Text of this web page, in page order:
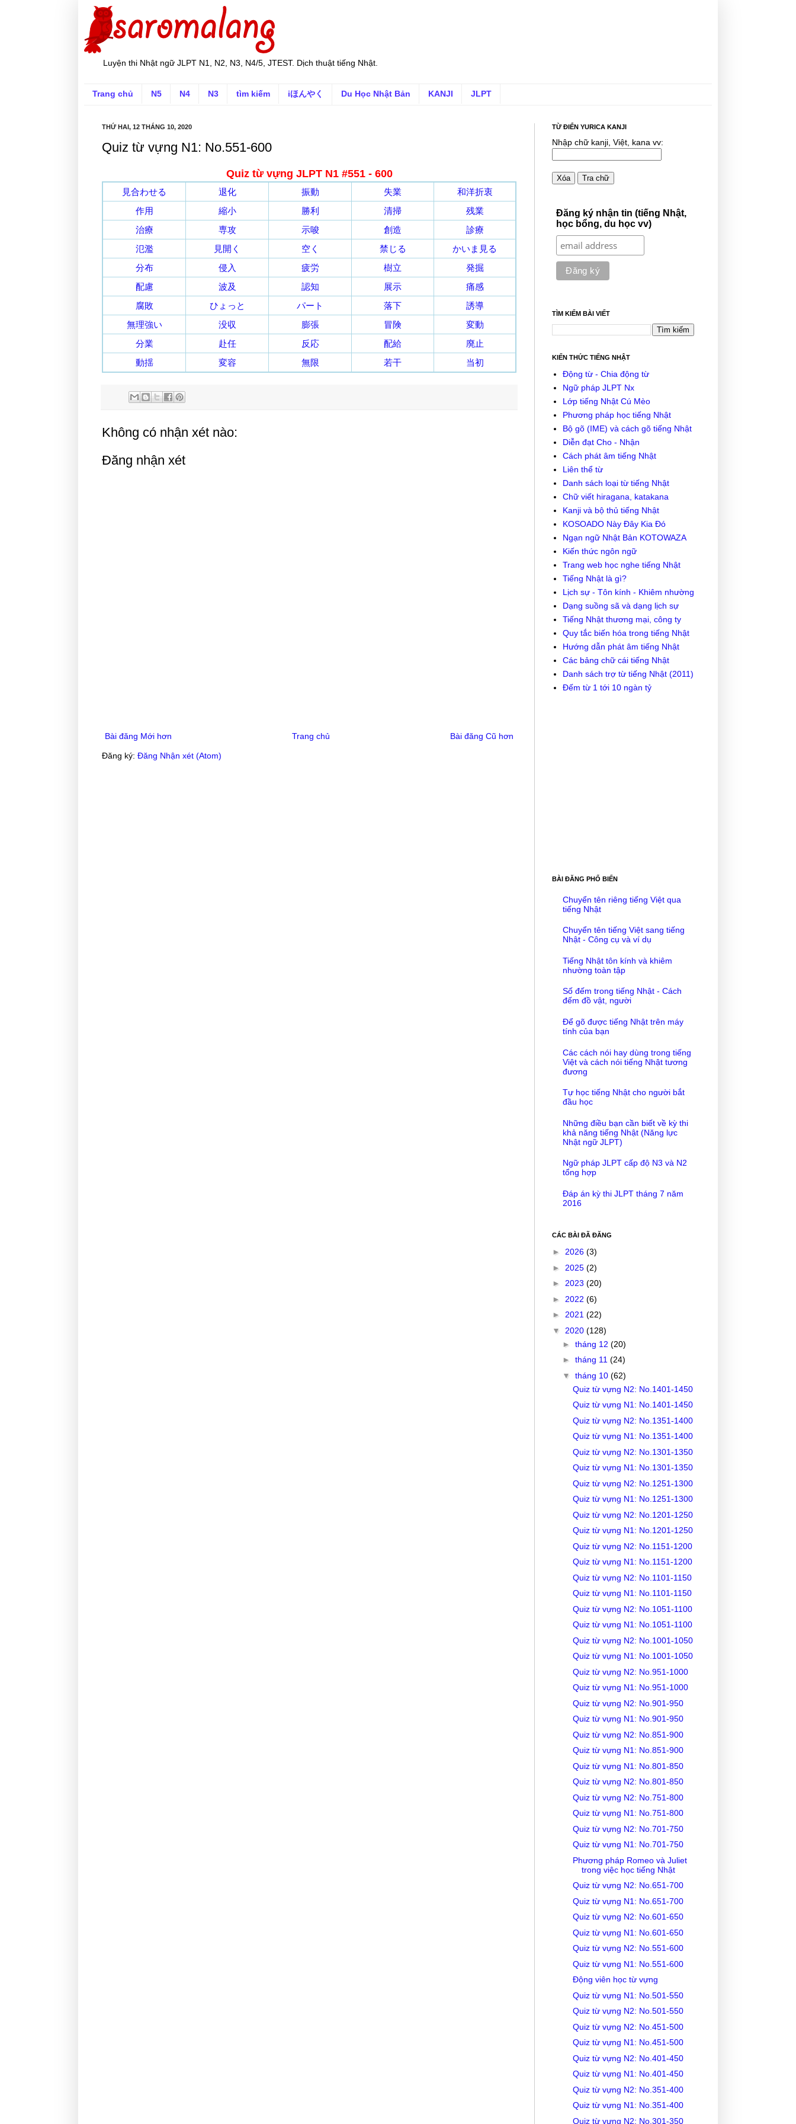
Luyện thi Nhật ngữ JLPT N1, N2, N3, N4/5, JTEST. Dịch thuật tiếng Nhật.
Trang chủ N5 N4 N3 tìm kiếm iほんやく Du Học Nhật Bản KANJI JLPT
THỨ HAI, 12 THÁNG 10, 2020
Quiz từ vựng N1: No.551-600
Quiz từ vựng JLPT N1 #551 - 600
見合わせる 退化 振動 失業
和洋折衷
作用
縮小 勝利 清掃
残業
治療
専攻 示唆 創造
診療
氾濫
見開く 空く 禁じる
かいま見る
分布
侵入 疲労 樹立
発掘
配慮
波及 認知 展示
痛感
腐敗
ひょっと パート 落下
誘導
無理強い
没収 膨張 冒険
変動
分業
赴任 反応 配給
廃止
動揺
変容 無限 若干 当初
Không có nhận xét nào:
Đăng nhận xét
Bài đăng Mới hơn Bài đăng Cũ hơn
Trang chủ
Đăng ký: Đăng Nhận xét (Atom)
TỪ ĐIỂN YURICA KANJI
Nhập chữ kanji, Việt, kana vv:
Xóa Tra chữ
Đăng ký nhận tin (tiếng Nhật,
học bổng, du học vv)
TÌM KIẾM BÀI VIẾT
KIẾN THỨC TIẾNG NHẬT
Động từ - Chia động từ
Ngữ pháp JLPT Nx
Lớp tiếng Nhật Cú Mèo
Phương pháp học tiếng Nhật
Bộ gõ (IME) và cách gõ tiếng Nhật
Diễn đạt Cho - Nhận
Cách phát âm tiếng Nhật
Liên thể từ
Danh sách loại từ tiếng Nhật
Chữ viết hiragana, katakana
Kanji và bộ thủ tiếng Nhật
KOSOADO Này Đây Kia Đó
Ngạn ngữ Nhật Bản KOTOWAZA
Kiến thức ngôn ngữ
Trang web học nghe tiếng Nhật
Tiếng Nhật là gì?
Lịch sự - Tôn kính - Khiêm nhường
Dạng suồng sã và dạng lịch sự
Tiếng Nhật thương mại, công ty
Quy tắc biến hóa trong tiếng Nhật
Hướng dẫn phát âm tiếng Nhật
Các bảng chữ cái tiếng Nhật
Danh sách trợ từ tiếng Nhật (2011)
Đếm từ 1 tới 10 ngàn tỷ
BÀI ĐĂNG PHỔ BIẾN
Chuyển tên riêng tiếng Việt qua
tiếng Nhật
Chuyển tên tiếng Việt sang tiếng
Nhật - Công cụ và ví dụ
Tiếng Nhật tôn kính và khiêm
nhường toàn tập
Số đếm trong tiếng Nhật - Cách
đếm đồ vật, người
Để gõ được tiếng Nhật trên máy
tính của bạn
Các cách nói hay dùng trong tiếng
Việt và cách nói tiếng Nhật tương
đương
Tự học tiếng Nhật cho người bắt
đầu học
Những điều bạn cần biết về kỳ thi
khả năng tiếng Nhật (Năng lực
Nhật ngữ JLPT)
Ngữ pháp JLPT cấp độ N3 và N2
tổng hợp
Đáp án kỳ thi JLPT tháng 7 năm
2016
CÁC BÀI ĐÃ ĐĂNG
► 2026 (3)
► 2025 (2)
► 2023 (20)
► 2022 (6)
► 2021 (22)
▼ 2020 (128)
► tháng 12 (20)
► tháng 11 (24)
▼ tháng 10 (62)
Quiz từ vựng N2: No.1401-1450
Quiz từ vựng N1: No.1401-1450
Quiz từ vựng N2: No.1351-1400
Quiz từ vựng N1: No.1351-1400
Quiz từ vựng N2: No.1301-1350
Quiz từ vựng N1: No.1301-1350
Quiz từ vựng N2: No.1251-1300
Quiz từ vựng N1: No.1251-1300
Quiz từ vựng N2: No.1201-1250
Quiz từ vựng N1: No.1201-1250
Quiz từ vựng N2: No.1151-1200
Quiz từ vựng N1: No.1151-1200
Quiz từ vựng N2: No.1101-1150
Quiz từ vựng N1: No.1101-1150
Quiz từ vựng N2: No.1051-1100
Quiz từ vựng N1: No.1051-1100
Quiz từ vựng N2: No.1001-1050
Quiz từ vựng N1: No.1001-1050
Quiz từ vựng N2: No.951-1000
Quiz từ vựng N1: No.951-1000
Quiz từ vựng N2: No.901-950
Quiz từ vựng N1: No.901-950
Quiz từ vựng N2: No.851-900
Quiz từ vựng N1: No.851-900
Quiz từ vựng N1: No.801-850
Quiz từ vựng N2: No.801-850
Quiz từ vựng N2: No.751-800
Quiz từ vựng N1: No.751-800
Quiz từ vựng N2: No.701-750
Quiz từ vựng N1: No.701-750
Phương pháp Romeo và Juliet
trong việc học tiếng Nhật
Quiz từ vựng N2: No.651-700
Quiz từ vựng N1: No.651-700
Quiz từ vựng N2: No.601-650
Quiz từ vựng N1: No.601-650
Quiz từ vựng N2: No.551-600
Quiz từ vựng N1: No.551-600
Động viên học từ vựng
Quiz từ vựng N1: No.501-550
Quiz từ vựng N2: No.501-550
Quiz từ vựng N2: No.451-500
Quiz từ vựng N1: No.451-500
Quiz từ vựng N2: No.401-450
Quiz từ vựng N1: No.401-450
Quiz từ vựng N2: No.351-400
Quiz từ vựng N1: No.351-400
Quiz từ vựng N2: No.301-350